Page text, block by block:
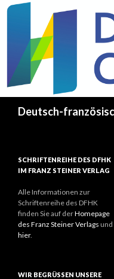
Deutsch-
SCHRIFTENREIHE DES DFHK
IM FRANZ STEINER VERLAG
Alle Informationen zur
Schriftenreihe des DFHK
finden Sie auf derHomepage
des Franz Steiner Verlags und
hier.
WIR BEGRÜSSEN UNSERE N